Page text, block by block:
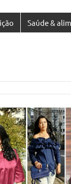
Saúde &